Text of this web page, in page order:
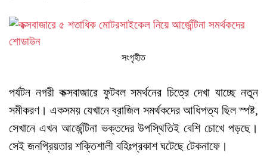
সংগৃহীত
পর্যটন নগরী কক্সবাজারে ফুটবল সমর্থনের চিত্রে দেখা যাচ্ছে নতুন
সমীকরণ। একসময় যেখানে ব্রাজিল সমর্থকদের আধিপত্য ছিল স্পষ্ট,
সেখানে এখন আর্জেন্টিনা ভক্তদের উপস্থিতিই বেশি চোখে পড়ছে।
সেই জনপ্রিয়তার শক্তিশালী বহিঃপ্রকাশ ঘটেছে টেকনাফে।